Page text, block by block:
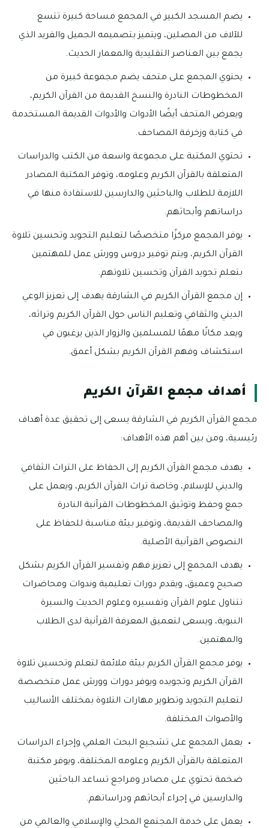
يضم المسجد الكبير في المجمع مساحة كبيرة تتسع
للآلاف من المصلين، ويتميز بتصميمه الجميل والفريد الذي
يجمع بين العناصر التقليدية والمعمار الحديث.
يحتوي المجمع على متحف يضم مجموعة كبيرة من
المخطوطات النادرة والنسخ القديمة من القرآن الكريم،
ويعرض المتحف أيضًا الأدوات والأدوات القديمة المستخدمة
في كتابة وزخرفة المصاحف.
تحتوي المكتبة على مجموعة واسعة من الكتب والدراسات
المتعلقة بالقرآن الكريم وعلومه، وتوفر المكتبة المصادر
اللازمة للطلاب والباحثين والدارسين للاستفادة منها في
دراساتهم وأبحاثهم.
يوفر المجمع مركزًا متخصصًا لتعليم التجويد وتحسين تلاوة
القرآن الكريم، ويتم توفير دروس وورش عمل للمهتمين
بتعلم تجويد القرآن وتحسين تلاوتهم.
إن مجمع القرآن الكريم في الشارقة يهدف إلى تعزيز الوعي
الديني والثقافي وتعليم الناس حول القرآن الكريم وتراثه،
ويعد مكانًا مهمًا للمسلمين والزوار الذين يرغبون في
استكشاف وفهم القرآن الكريم بشكل أعمق.
أهداف مجمع القرآن الكريم
مجمع القرآن الكريم في الشارقة يسعى إلى تحقيق عدة أهداف
رئيسية، ومن بين أهم هذه الأهداف:
يهدف مجمع القرآن الكريم إلى الحفاظ على التراث الثقافي
والديني للإسلام، وخاصة تراث القرآن الكريم، ويعمل على
جمع وحفظ وتوثيق المخطوطات القرآنية النادرة
والمصاحف القديمة، وتوفير بيئة مناسبة للحفاظ على
النصوص القرآنية الأصلية.
يهدف المجمع إلى تعزيز فهم وتفسير القرآن الكريم بشكل
صحيح وعميق، ويقدم دورات تعليمية وندوات ومحاضرات
تتناول علوم القرآن وتفسيره وعلوم الحديث والسيرة
النبوية، ويسعى لتعميق المعرفة القرآنية لدى الطلاب
والمهتمين.
يوفر مجمع القرآن الكريم بيئة ملائمة لتعلم وتحسين تلاوة
القرآن الكريم وتجويده ويوفر دورات وورش عمل متخصصة
لتعليم التجويد وتطوير مهارات التلاوة بمختلف الأساليب
والأصوات المختلفة.
يعمل المجمع على تشجيع البحث العلمي وإجراء الدراسات
المتعلقة بالقرآن الكريم وعلومه المختلفة، ويوفر مكتبة
ضخمة تحتوي على مصادر ومراجع تساعد الباحثين
والدارسين في إجراء أبحاثهم ودراساتهم.
يعمل على خدمة المجتمع المحلي والإسلامي والعالمي من